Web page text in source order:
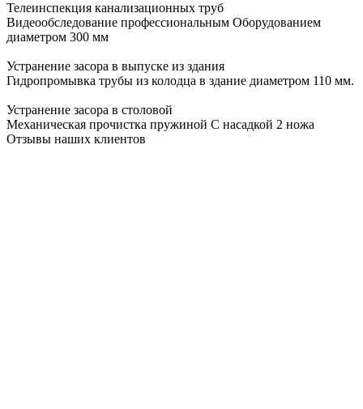
Телеинспекция канализационных труб
Видеообследование профессиональным Оборудованием
диаметром 300 мм
Устранение засора в выпуске из здания
Гидропромывка трубы из колодца в здание диаметром 110 мм.
Устранение засора в столовой
Механическая прочистка пружиной С насадкой 2 ножа
Отзывы наших клиентов